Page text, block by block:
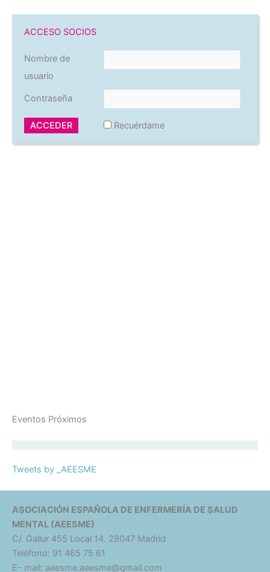
ACCESO SOCIOS
Nombre de
usuario
Contraseña
Recuérdame
Eventos Próximos
Tweets by _AEESME
ASOCIACIÓN ESPAÑOLA DE ENFERMERÍA DE SALUD
MENTAL (AEESME)
C/. Gallur 455 Local 14. 28047 Madrid
Teléfono: 91 465 75 61
E- mail: aeesme.aeesme@gmail.com